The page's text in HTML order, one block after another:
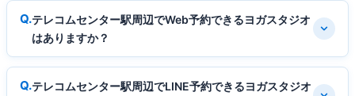
テレコムセンター駅周辺でWeb予約できるヨガスタジオ
はありますか？
テレコムセンター駅周辺でLINE予約できるヨガスタジオ